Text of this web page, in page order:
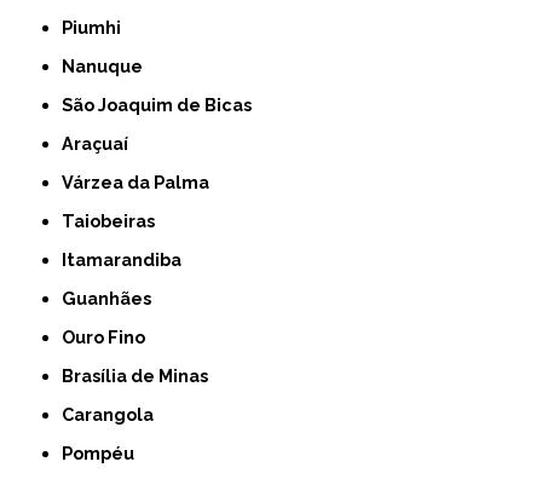
Piumhi
Nanuque
São Joaquim de Bicas
Araçuaí
Várzea da Palma
Taiobeiras
Itamarandiba
Guanhães
Ouro Fino
Brasília de Minas
Carangola
Pompéu